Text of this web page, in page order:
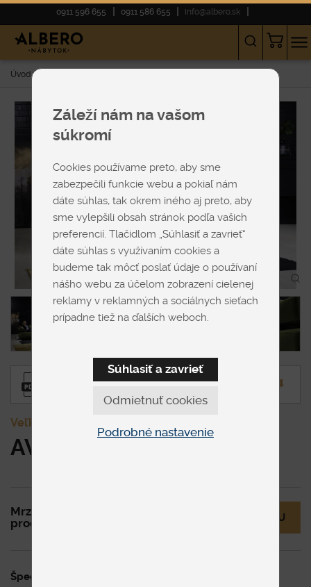
0911 596 655 0911 586 655 info@albero.sk
Úvod
Produktový list ⬇︎
Veľké
AVANTE
Mrzí nás to, ale tento
produkt už nie je v ponuke.
MÁM OTÁZKU
Špecifikácia uvedenej ceny
Záleží nám na vašom
súkromí
Cookies používame preto, aby sme
zabezpečili funkcie webu a pokiaľ nám
dáte súhlas, tak okrem iného aj preto, aby
sme vylepšili obsah stránok podľa vašich
preferencií. Tlačidlom „Súhlasiť a zavrieť“
dáte súhlas s využívaním cookies a
budeme tak môcť poslať údaje o používaní
nášho webu za účelom zobrazení cielenej
reklamy v reklamných a sociálnych sieťach
prípadne tiež na ďalších weboch.
Odmietnuť cookies
Súhlasiť a zavrieť
Podrobné nastavenie